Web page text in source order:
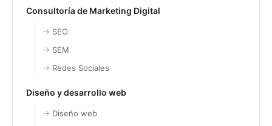
Consultoría de Marketing Digital
SEO
SEM
Redes Sociales
Diseño y desarrollo web
Diseño web